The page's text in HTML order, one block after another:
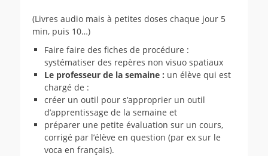
(Livres audio mais à petites doses chaque jour 5
min, puis 10…)
Faire faire des fiches de procédure :
systématiser des repères non visuo spatiaux
Le professeur de la semaine : un élève qui est
chargé de :
créer un outil pour s’approprier un outil
d’apprentissage de la semaine et
préparer une petite évaluation sur un cours,
corrigé par l’élève en question (par ex sur le
voca en français).